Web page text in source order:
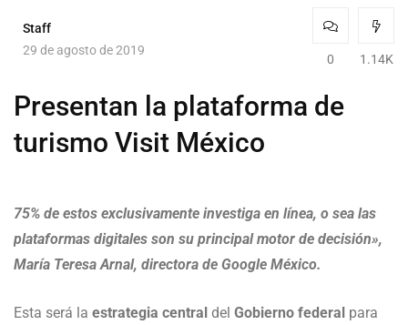
Staff
29 de agosto de 2019
0 1.14K
Presentan la plataforma de
turismo Visit México
75% de estos exclusivamente investiga en línea, o sea las
plataformas digitales son su principal motor de decisión»,
María Teresa Arnal, directora de Google México.
Esta será la estrategia central del Gobierno federal para